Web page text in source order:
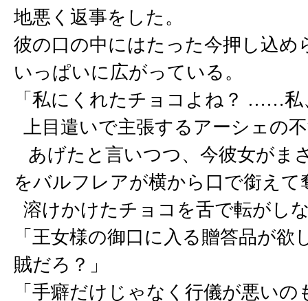
地悪く返事をした。
彼の口の中にはたった今押し込
いっぱいに広がっている。
「私にくれたチョコよね？ ……
上目遣いで主張するアーシェの
あげたと言いつつ、今彼女がま
をバルフレアが横から口で銜え
溶けかけたチョコを舌で転がし
「王女様の御口に入る贈答品が
賊だろ？」
「手癖だけじゃなく行儀が悪い